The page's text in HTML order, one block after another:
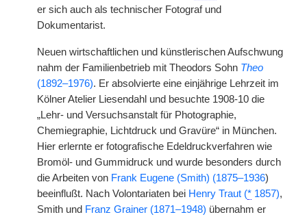
er sich auch als technischer Fotograf und
Dokumentarist.
Neuen wirtschaftlichen und künstlerischen Aufschwung
nahm der Familienbetrieb mit Theodors Sohn Theo
(1892–1976). Er absolvierte eine einjährige Lehrzeit im
Kölner Atelier Liesendahl und besuchte 1908-10 die
„Lehr- und Versuchsanstalt für Photographie,
Chemiegraphie, Lichtdruck und Gravüre“ in München.
Hier erlernte er fotografische Edeldruckverfahren wie
Bromöl- und Gummidruck und wurde besonders durch
die Arbeiten von Frank Eugene (Smith) (1875–1936)
beeinflußt. Nach Volontariaten bei Henry Traut (* 1857),
Smith und Franz Grainer (1871–1948) übernahm er